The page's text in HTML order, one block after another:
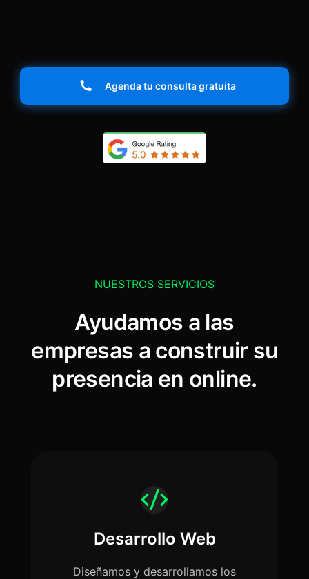
Agenda tu consulta gratuita
NUESTROS SERVICIOS
Ayudamos a las
empresas a construir su
presencia en online.
Desarrollo Web
Diseñamos y desarrollamos los